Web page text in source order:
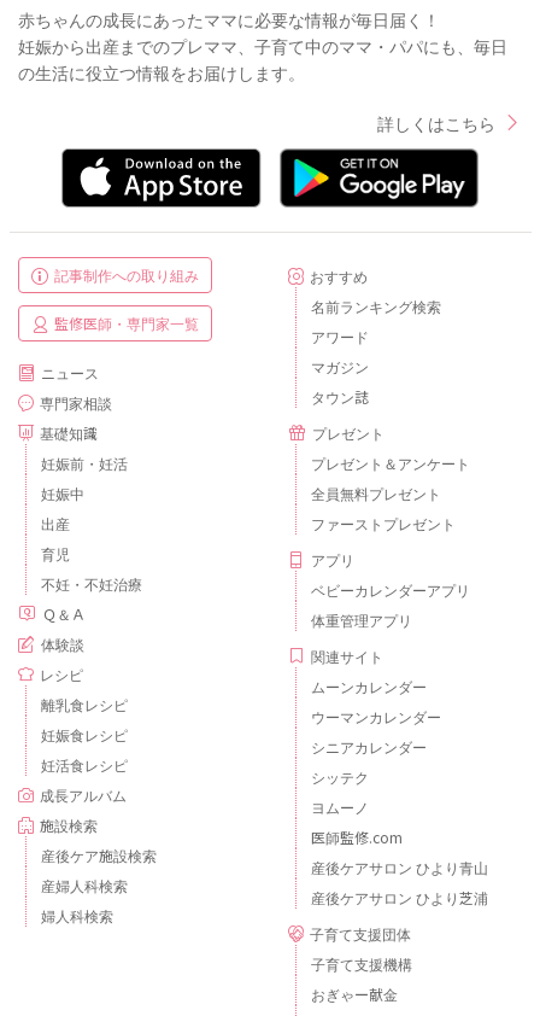
赤ちゃんの成長にあったママに必要な情報が毎日届く！
妊娠から出産までのプレママ、子育て中のママ・パパにも、毎日
の生活に役立つ情報をお届けします。
詳しくはこちら
記事制作への取り組み
監修医師・専門家一覧
ニュース
専門家相談
基礎知識
妊娠前・妊活
妊娠中
出産
育児
不妊・不妊治療
Ｑ＆Ａ
体験談
レシピ
離乳食レシピ
妊娠食レシピ
妊活食レシピ
成長アルバム
施設検索
産後ケア施設検索
産婦人科検索
婦人科検索
おすすめ
名前ランキング検索
アワード
マガジン
タウン誌
プレゼント
プレゼント＆アンケート
全員無料プレゼント
ファーストプレゼント
アプリ
ベビーカレンダーアプリ
体重管理アプリ
関連サイト
ムーンカレンダー
ウーマンカレンダー
シニアカレンダー
シッテク
ヨムーノ
医師監修.com
産後ケアサロン ひより青山
産後ケアサロン ひより芝浦
子育て支援団体
子育て支援機構
おぎゃー献金